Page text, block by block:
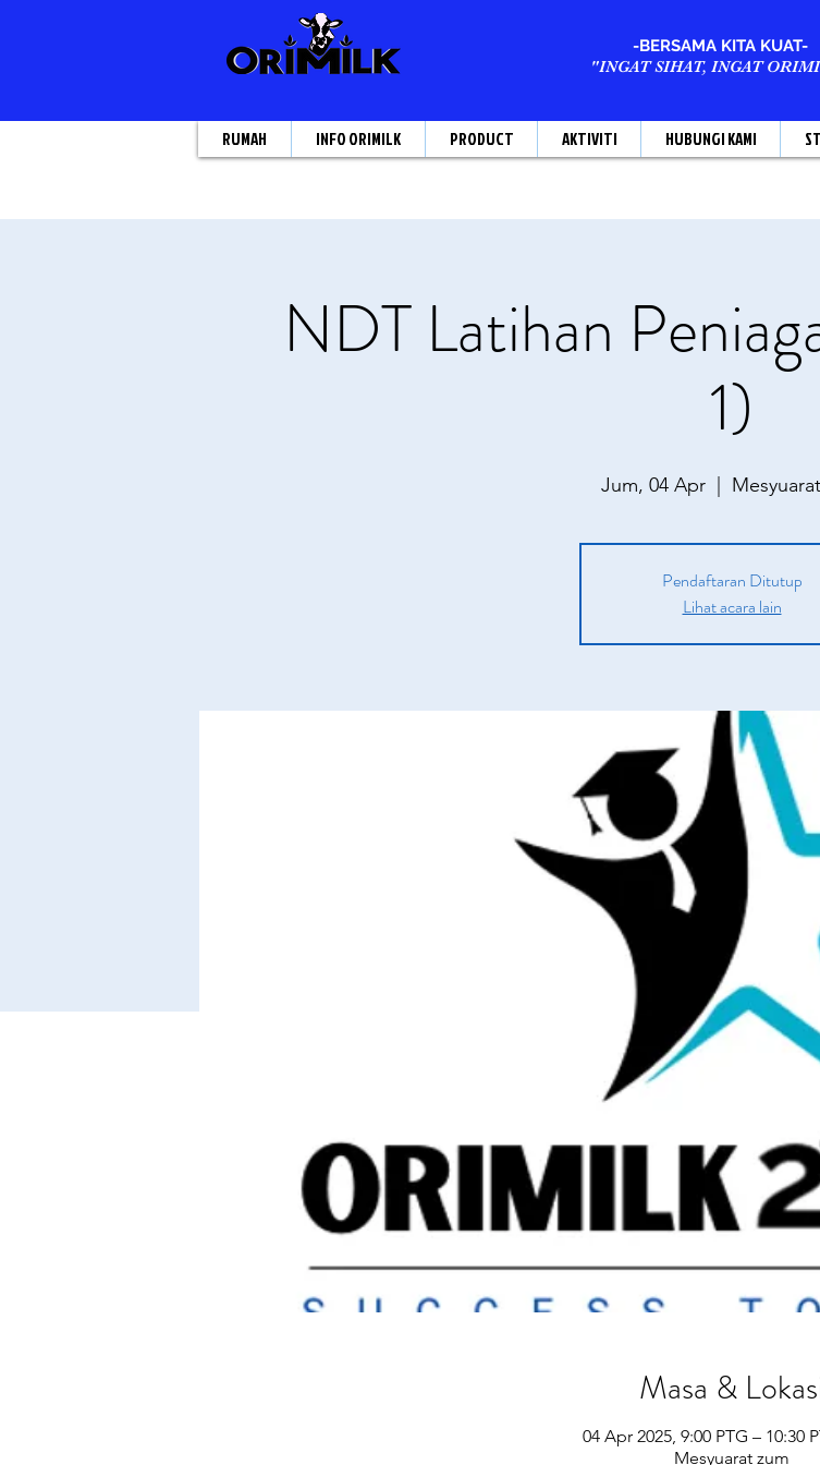
-BERSAMA KITA KUAT-
"INGAT SIHAT, INGAT
NDT Latihan
1)
Jum, 04 Apr
Pendaftaran Ditutup
Lihat acara lain
Masa &
04 Apr 2025, 9:00 PTG – 10:30
Mesyuarat zum
RUMAH INFO ORIMILK PRODUCT AKTIVITI HUBUNGI KAMI